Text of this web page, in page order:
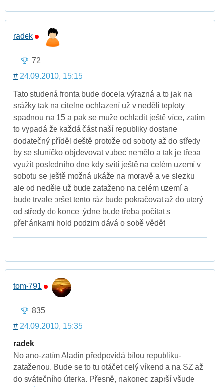
radek
72
# 24.09.2010, 15:15
Tato studená fronta bude docela výrazná a to jak na
srážky tak na citelné ochlazení už v neděli teploty
spadnou na 15 a pak se muže ochladit ještě více, zatím
to vypadá že každá část naší republiky dostane
dodatečný příděl deště protože od soboty až do středy
by se sluníčko objdevovat vubec nemělo a tak je třeba
využít posledního dne kdy svítí ještě na celém uzemí v
sobotu se ještě možná ukáže na moravě a ve slezku
ale od neděle už bude zataženo na celém uzemí a
bude trvale pršet tento ráz bude pokračovat až do uterý
od středy do konce týdne bude třeba počítat s
přehánkami hold podzim dává o sobě vědět
tom-791
835
# 24.09.2010, 15:35
radek
No ano-zatím Aladin předpovídá bílou republiku-
zataženou. Bude se to tu otáčet celý víkend a na SZ až
do svátečního úterka. Přesně, nakonec zaprší všude